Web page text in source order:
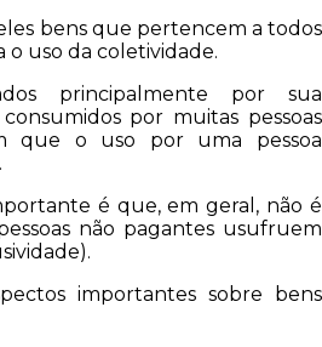
bens que pertencem a todos
o uso da coletividade.
principalmente por sua
por muitas pessoas
que o uso por uma pessoa
é que, em geral, não é
não pagantes usufruem
importantes sobre bens